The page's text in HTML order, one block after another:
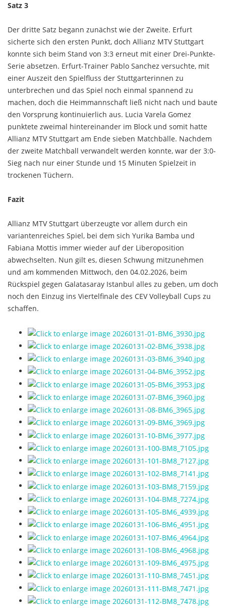
Satz 3
Der dritte Satz begann zunächst wie der Zweite. Erfurt
sicherte sich den ersten Punkt, doch Allianz MTV Stuttgart
konnte sich beim Stand von 3:3 erneut mit einer Drei-Punkte-
Serie absetzen. Erfurt-Trainer Pablo Sanchez versuchte, mit
einer Auszeit den Spielfluss der Stuttgarterinnen zu
unterbrechen und das Spiel noch einmal spannend zu
machen, doch die Heimmannschaft ließ nicht nach und baute
den Vorsprung kontinuierlich aus. Lucia Varela Gomez
punktete zweimal hintereinander im Block und somit hatte
Allianz MTV Stuttgart am Ende sieben Matchbälle. Nachdem
der zweite Matchball verwandelt werden konnte, war der 3:0-
Sieg nach nur einer Stunde und 15 Minuten Spielzeit in
trockenen Tüchern.
Fazit
Allianz MTV Stuttgart überzeugte vor allem durch ein
variantenreiches Spiel, bei dem sich Yurika Bamba und
Fabiana Mottis immer wieder auf der Liberoposition
abwechselten. Nun gilt es, diesen Schwung mitzunehmen
und am kommenden Mittwoch, den 04.02.2026, beim
Rückspiel gegen Galatasaray Istanbul alles zu geben, um doch
noch den Einzug ins Viertelfinale des CEV Volleyball Cups zu
schaffen.